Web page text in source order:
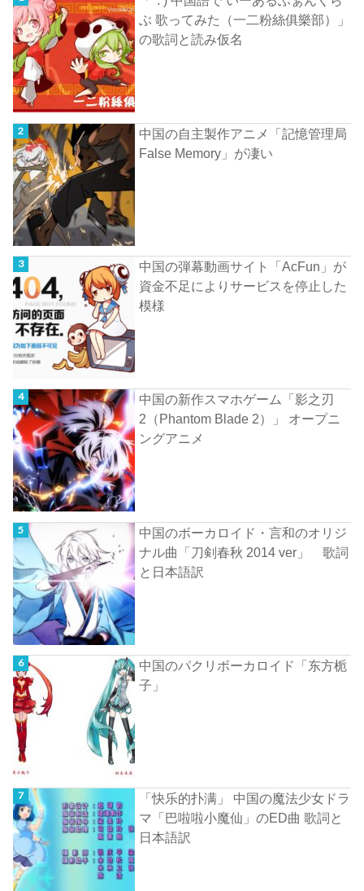
ぶ 歌ってみた（一二粉絲俱樂部）」
の歌詞と読み仮名
中国の自主製作アニメ「記憶管理局
False Memory」が凄い
中国の弾幕動画サイト「AcFun」が
資金不足によりサービスを停止した
模様
中国の新作スマホゲーム「影之刃
2（Phantom Blade 2）」 オープニ
ングアニメ
中国のボーカロイド・言和のオリジ
ナル曲「刀剣春秋 2014 ver」 歌詞
と日本語訳
中国のパクリボーカロイド「东方栀
子」
「快乐的扑满」 中国の魔法少女ドラ
マ「巴啦啦小魔仙」のED曲 歌詞と
日本語訳